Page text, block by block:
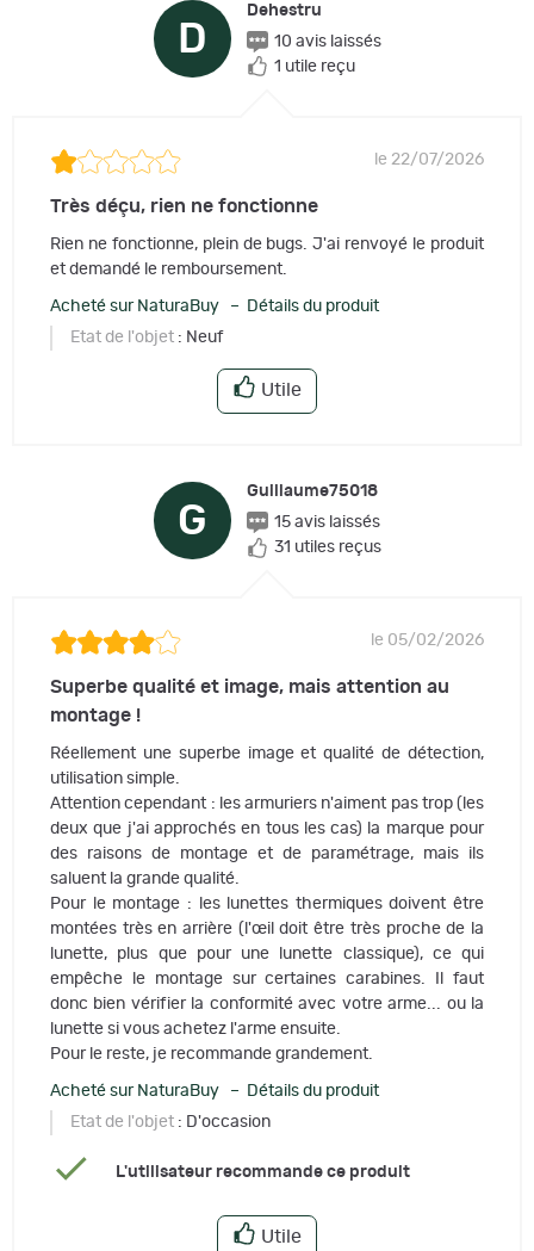
D
Dehestru
10 avis laissés
1 utile reçu
le 22/07/2026
Très déçu, rien ne fonctionne
Rien ne fonctionne, plein de bugs. J'ai renvoyé le produit
et demandé le remboursement.
Acheté sur NaturaBuy – Détails du produit
Etat de l'objet : Neuf
Utile
G
Guillaume75018
15 avis laissés
31 utiles reçus
le 05/02/2026
Superbe qualité et image, mais attention au
montage !
Réellement une superbe image et qualité de détection,
utilisation simple.
Attention cependant : les armuriers n'aiment pas trop (les
deux que j'ai approchés en tous les cas) la marque pour
des raisons de montage et de paramétrage, mais ils
saluent la grande qualité.
Pour le montage : les lunettes thermiques doivent être
montées très en arrière (l'œil doit être très proche de la
lunette, plus que pour une lunette classique), ce qui
empêche le montage sur certaines carabines. Il faut
donc bien vérifier la conformité avec votre arme... ou la
lunette si vous achetez l'arme ensuite.
Pour le reste, je recommande grandement.
Acheté sur NaturaBuy – Détails du produit
Etat de l'objet : D'occasion
L'utilisateur recommande ce produit
Utile